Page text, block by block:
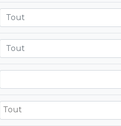
Tout
Tout